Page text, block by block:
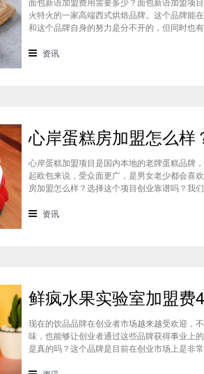
火特火的一家高端西式烘焙品牌。这个品牌能
和这个品牌自身的努力是分不开的，但同时也
统地道且正宗的西式烘焙品牌，这对于很多国
资讯
心岸蛋糕加盟项目是国内本地的老牌蛋糕品牌
起欧包来说，受众面更广，是男女老少都会喜
房加盟怎么样？选择这个项目创业靠谱吗？我
会有加盟商去加盟传统烘焙店呢？这您就有所
资讯
现在的饮品品牌在创业者市场越来越受欢迎，
味，也能够让创业者通过这些品牌获得事业上
是真的吗？这个品牌是目前在创业市场上是非